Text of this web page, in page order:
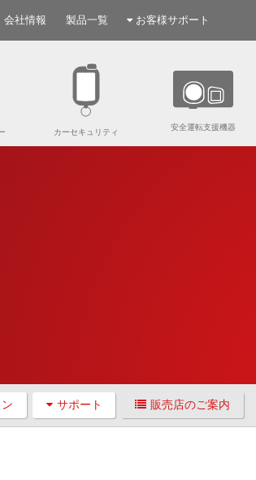
会社情報 製品一覧 お客様サポート
カーセキュリティ
安全運転支援機器
サポート 販売店のご案内